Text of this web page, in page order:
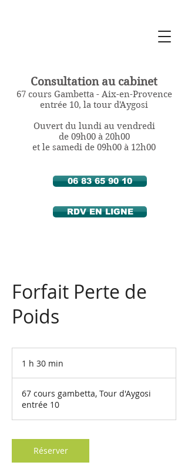
Consultation au cabinet
67 cours Gambetta - Aix-en-Provence
entrée 10, la tour d'Aygosi
Ouvert du lundi au vendredi
de 09h00 à 20h00
et le samedi de 09h00 à 12h00
06 83 65 90 10
RDV EN LIGNE
Forfait Perte de
Poids
1 h 30 min
m
n
67 cours gambetta, Tour d'Aygosi
entrée 10
Réserver